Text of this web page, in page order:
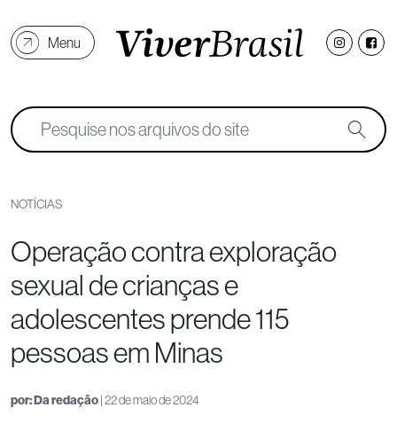
Menu
NOTÍCIAS
Operação contra exploração
sexual de crianças e
adolescentes prende 115
pessoas em Minas
por:Da redação| 22 de maio de 2024